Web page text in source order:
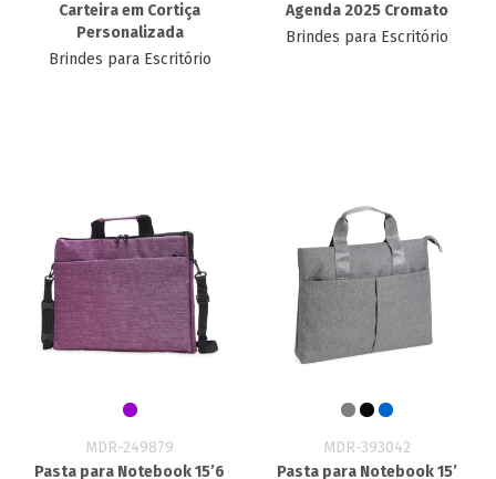
Carteira em Cortiça
Personalizada
Brindes para Escritório
Agenda 2025 Cromato
Brindes para Escritório
MDR-249879
Pasta para Notebook 15’6
MDR-393042
Pasta para Notebook 15’